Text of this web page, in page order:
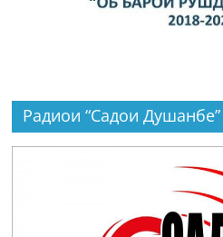
Радиои “Садои